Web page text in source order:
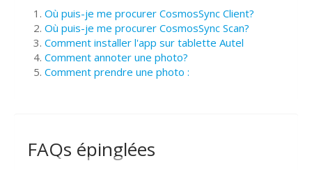
Où puis-je me procurer CosmosSync Client?
Où puis-je me procurer CosmosSync Scan?
Comment installer l'app sur tablette Autel
Comment annoter une photo?
Comment prendre une photo :
FAQs épinglées